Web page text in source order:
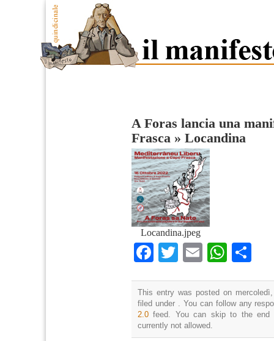
A Foras lancia una
Frasca » Locandina
Locandina.jpeg
Facebook
TwitterEmail
This entry was posted on
filed under . You can follow any
2.0 feed. You can skip to the end
currently not allowed.